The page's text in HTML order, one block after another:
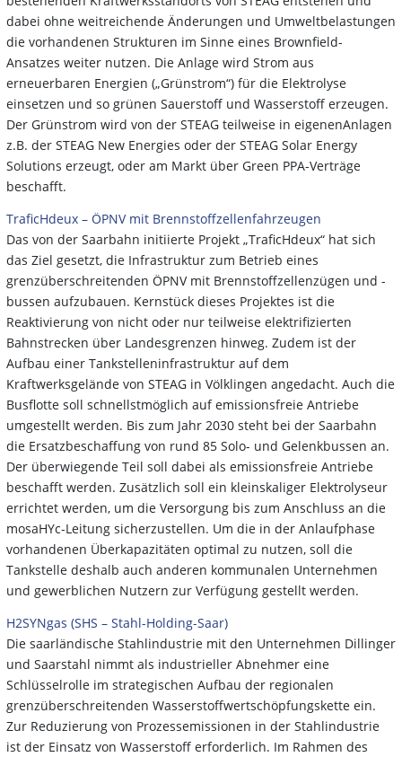
dabei ohne weitreichende Änderungen und Umweltbelastungen
die vorhandenen Strukturen im Sinne eines Brownfield-
Ansatzes weiter nutzen. Die Anlage wird Strom aus
erneuerbaren Energien („Grünstrom“) für die Elektrolyse
einsetzen und so grünen Sauerstoff und Wasserstoff erzeugen.
Der Grünstrom wird von der STEAG teilweise in eigenenAnlagen
z.B. der STEAG New Energies oder der STEAG Solar Energy
Solutions erzeugt, oder am Markt über Green PPA-Verträge
beschafft.
TraficHdeux – ÖPNV mit Brennstoffzellenfahrzeugen
Das von der Saarbahn initiierte Projekt „TraficHdeux“ hat sich
das Ziel gesetzt, die Infrastruktur zum Betrieb eines
grenzüberschreitenden ÖPNV mit Brennstoffzellenzügen und -
bussen aufzubauen. Kernstück dieses Projektes ist die
Reaktivierung von nicht oder nur teilweise elektrifizierten
Bahnstrecken über Landesgrenzen hinweg. Zudem ist der
Aufbau einer Tankstelleninfrastruktur auf dem
Kraftwerksgelände von STEAG in Völklingen angedacht. Auch die
Busflotte soll schnellstmöglich auf emissionsfreie Antriebe
umgestellt werden. Bis zum Jahr 2030 steht bei der Saarbahn
die Ersatzbeschaffung von rund 85 Solo- und Gelenkbussen an.
Der überwiegende Teil soll dabei als emissionsfreie Antriebe
beschafft werden. Zusätzlich soll ein kleinskaliger Elektrolyseur
errichtet werden, um die Versorgung bis zum Anschluss an die
mosaHYc-Leitung sicherzustellen. Um die in der Anlaufphase
vorhandenen Überkapazitäten optimal zu nutzen, soll die
Tankstelle deshalb auch anderen kommunalen Unternehmen
und gewerblichen Nutzern zur Verfügung gestellt werden.
H2SYNgas (SHS – Stahl-Holding-Saar)
Die saarländische Stahlindustrie mit den Unternehmen Dillinger
und Saarstahl nimmt als industrieller Abnehmer eine
Schlüsselrolle im strategischen Aufbau der regionalen
grenzüberschreitenden Wasserstoffwertschöpfungskette ein.
Zur Reduzierung von Prozessemissionen in der Stahlindustrie
ist der Einsatz von Wasserstoff erforderlich. Im Rahmen des